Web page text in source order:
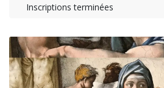
Inscriptions terminées